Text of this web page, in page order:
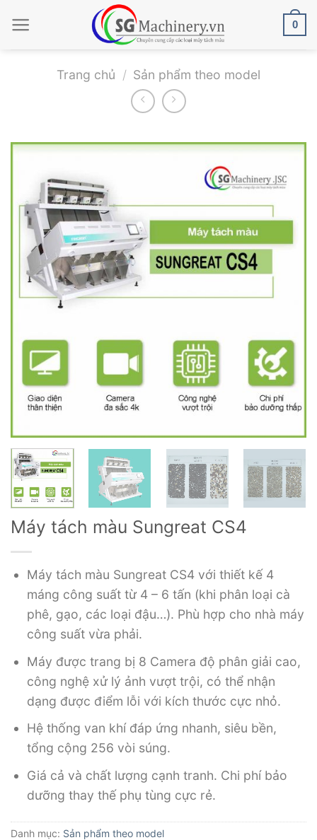
qua
0
Trang chủ / Sản phẩm theo model
Máy tách màu Sungreat CS4
Máy tách màu Sungreat CS4 với thiết kế 4
máng công suất từ 4 – 6 tấn (khi phân loại cà
phê, gạo, các loại đậu…). Phù hợp cho nhà máy
công suất vừa phải.
Máy được trang bị 8 Camera độ phân giải cao,
công nghệ xử lý ảnh vượt trội, có thể nhận
dạng được điểm lỗi với kích thước cực nhỏ.
Hệ thống van khí đáp ứng nhanh, siêu bền,
tổng cộng 256 vòi súng.
Giá cả và chất lượng cạnh tranh. Chi phí bảo
dưỡng thay thế phụ tùng cực rẻ.
Danh mục: Sản phẩm theo model